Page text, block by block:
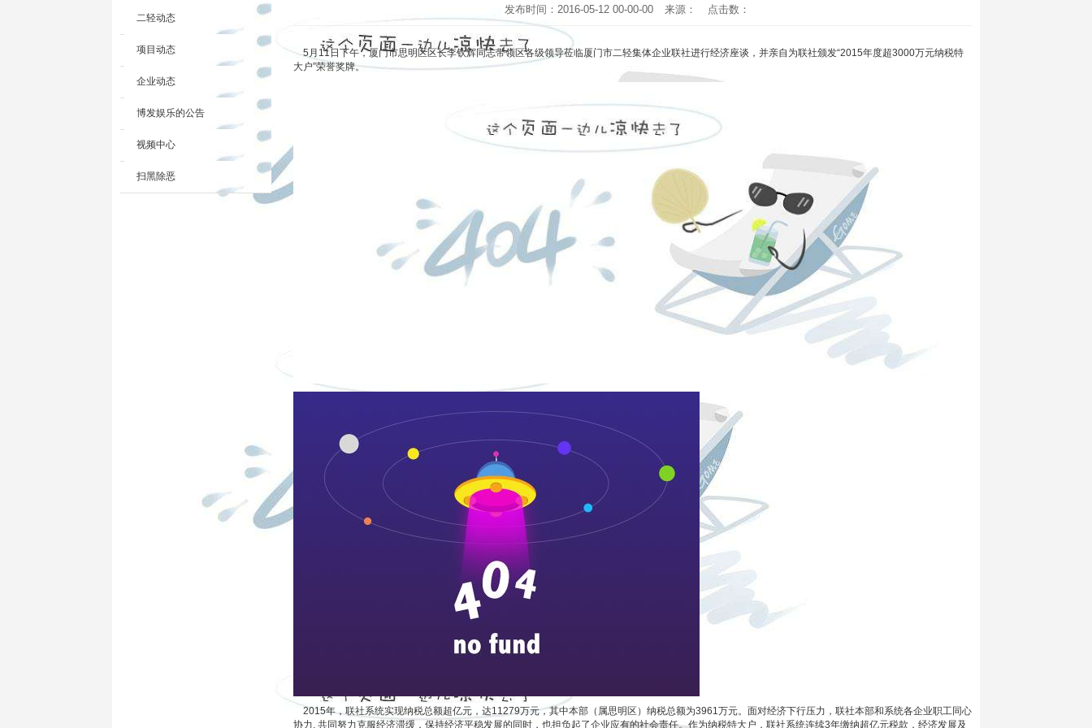
二轻动态
项目动态
企业动态
博发娱乐的公告
视频中心
扫黑除恶
发布时间：2016-05-12 00-00-00 来源： 点击数：
5月11日下午，厦门市思明区区长李钦辉同志带领区各级领导莅临厦门市二轻集体企业联社进行经济座谈，并亲自为联社颁发“2015年度超3000万元纳税特
大户”荣誉奖牌。
2015年，联社系统实现纳税总额超亿元，达11279万元，其中本部（属思明区）纳税总额为3961万元。面对经济下行压力，联社本部和系统各企业职工同心
协力, 共同努力克服经济滞缓，保持经济平稳发展的同时，也担负起了企业应有的社会责任。作为纳税特大户，联社系统连续3年缴纳超亿元税款，经济发展及